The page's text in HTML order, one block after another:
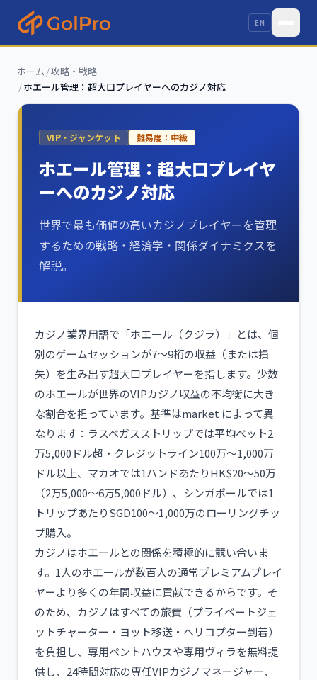
EN
ホーム /攻略・戦略
/ホエール管理：超大口プレイヤーへのカジノ対応
VIP・ジャンケット 難易度： 中級
ホエール管理：超大口プレイヤ
ーへのカジノ対応
世界で最も価値の高いカジノプレイヤーを管理
するための戦略・経済学・関係ダイナミクスを
解説。
カジノ業界用語で「ホエール（クジラ）」とは、個
別のゲームセッションが7〜9桁の収益（または損
失）を生み出す超大口プレイヤーを指します。少数
のホエールが世界のVIPカジノ収益の不均衡に大き
な割合を担っています。基準はmarket によって異
なります：ラスベガスストリップでは平均ベット2
万5,000ドル超・クレジットライン100万〜1,000万
ドル以上、マカオでは1ハンドあたりHK$20〜50万
（2万5,000〜6万5,000ドル）、シンガポールでは1
トリップあたりSGD100〜1,000万のローリングチッ
プ購入。
カジノはホエールとの関係を積極的に競い合いま
す。1人のホエールが数百人の通常プレミアムプレイ
ヤーより多くの年間収益に貢献できるからです。そ
のため、カジノはすべての旅費（プライベートジェ
ットチャーター・ヨット移送・ヘリコプター到着）
を負担し、専用ペントハウスや専用ヴィラを無料提
供し、24時間対応の専任VIPカジノマネージャー、